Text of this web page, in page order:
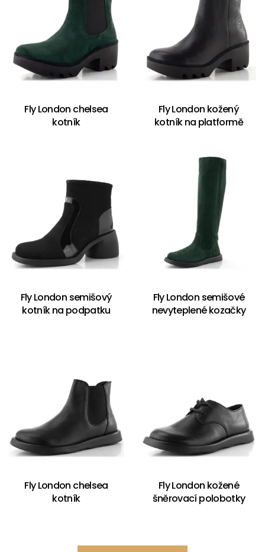
Fly London chelsea
kotník
Fly London kožený
kotník na platformě
Fly London semišový
kotník na podpatku
Fly London semišové
nevyteplené kozačky
Fly London chelsea
kotník
Fly London kožené
šněrovací polobotky